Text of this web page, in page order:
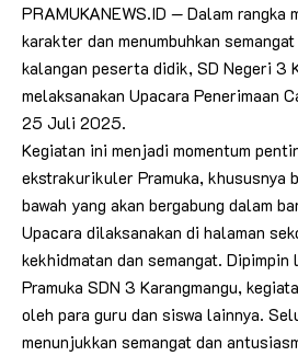
PRAMUKANEWS.ID — Dalam rangka
karakter dan menumbuhkan
kalangan peserta didik, SD Negeri 3
melaksanakan Upacara Penerimaan
25 Juli 2025.
Kegiatan ini menjadi momentum
ekstrakurikuler Pramuka, khususnya
bawah yang akan bergabung dalam
Upacara dilaksanakan di halaman
kekhidmatan dan semangat. Dipimpin
Pramuka SDN 3 Karangmangu,
oleh para guru dan siswa lainnya.
menunjukkan semangat dan